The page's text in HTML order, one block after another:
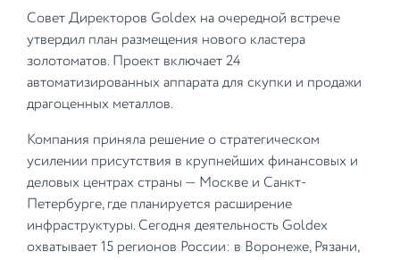
Совет Директоров Goldex на очередной встрече
утвердил план размещения нового кластера
золотоматов. Проект включает 24
автоматизированных аппарата для скупки и продажи
драгоценных металлов.
Компания приняла решение о стратегическом
усилении присутствия в крупнейших финансовых и
деловых центрах страны — Москве и Санкт-
Петербурге, где планируется расширение
инфраструктуры. Сегодня деятельность Goldex
охватывает 15 регионов России: в Воронеже, Рязани,